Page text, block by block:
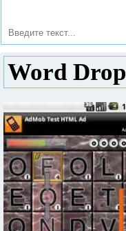
Word Drop